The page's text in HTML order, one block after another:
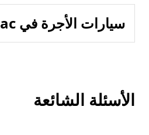
سيارات الأجرة في Auriac
الأسئلة الشائعة